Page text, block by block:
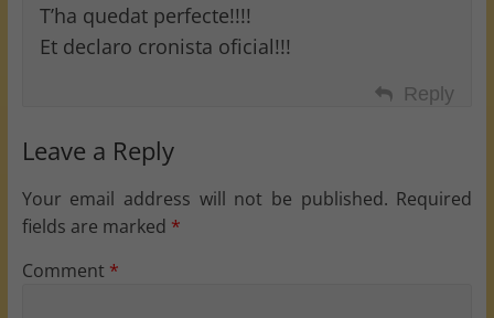
T’ha quedat perfecte!!!!
Et declaro cronista oficial!!!
Reply
Leave a Reply
Your email address will not be published. Required
fields are marked *
Comment *